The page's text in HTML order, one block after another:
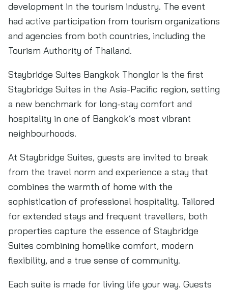
development in the tourism industry. The event
had active participation from tourism organizations
and agencies from both countries, including the
Tourism Authority of Thailand.
Staybridge Suites Bangkok Thonglor is the first
Staybridge Suites in the Asia-Pacific region, setting
a new benchmark for long-stay comfort and
hospitality in one of Bangkok’s most vibrant
neighbourhoods.
At Staybridge Suites, guests are invited to break
from the travel norm and experience a stay that
combines the warmth of home with the
sophistication of professional hospitality. Tailored
for extended stays and frequent travellers, both
properties capture the essence of Staybridge
Suites combining homelike comfort, modern
flexibility, and a true sense of community.
Each suite is made for living life your way. Guests